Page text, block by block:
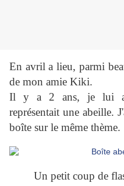
En avril a lieu, parmi
de mon amie Kiki.
Il y a 2 ans, je lui
représentait une abeille.
boîte sur le même thème.
Un petit coup de